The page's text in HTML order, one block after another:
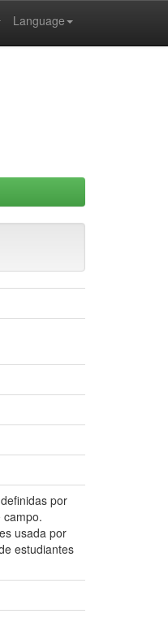
Language
por
campo.
usada por
estudiantes